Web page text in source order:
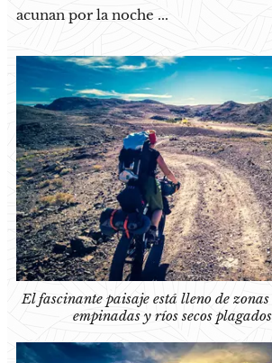
acunan por la noche ...
El fascinante paisaje está lleno de
empinadas y ríos secos